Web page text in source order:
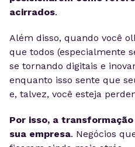
acirrados.
Além disso, quando você
que todos (especialmente
se tornando digitais e
enquanto isso sente que
e, talvez, você esteja
Por isso, a
sua empresa. Negócios